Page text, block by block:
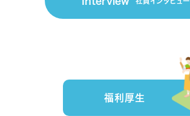
福利厚生